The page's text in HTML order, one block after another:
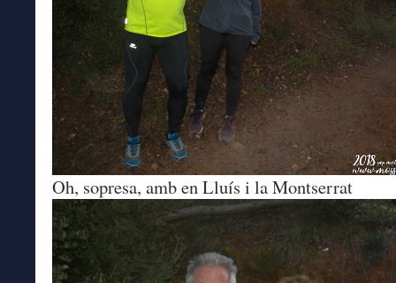
Oh, sopresa, amb en Lluís i la Montserrat